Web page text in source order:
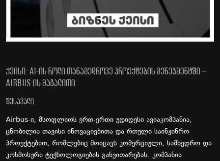
ქეისი: AI-ის როლი თანამედროვე პროექტების მენეჯმენტში –
Airbus-ის მაგალითი
შესავალი
Airbus-ი, მსოფლიოს ერთ-ერთი უდიდესი ავიაკომპანია,
ცნობილია თავისი ინოვაციებითა და რთული საინჟინრო
პროექტებით, რომლებიც მოიცავს კომერციული, სამხედრო და
კოსმოსური ტექნოლოგიების განვითარებას. კომპანია